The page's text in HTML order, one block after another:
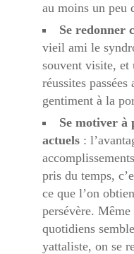
au moins un
Se redonner
vieil ami le
souvent visite, et
réussites
gentiment à la
Se motiver à
actuels :
pris du temps,
ce que l’on
persévère.
quotidiens
yattaliste, on se